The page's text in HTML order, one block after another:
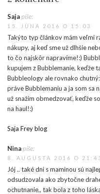
Sajapíše:
15. JÚNA 2016 O 15:03
Takýto typ článkov mám veľmi
nákupy, aj keď sme už dlhšie
to čo najskôr napravíme!:)
kupujem z Bubblemanie, keďže
Bubbleology ale rovnako
práve Bubblemaniu a ja som sa
už snažím obmedzovať, keďže
na haul!:)
Saja Frey blog
Ninapíše:
8. AUGUSTA 2016 O
Jój .. také dni s maminou sú
odsudzovala ako zbytočne
ochutnanie,, tak bola z toho